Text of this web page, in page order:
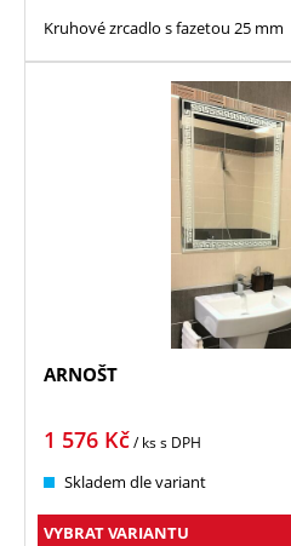
Kruhové zrcadlo s fazetou 25 mm
ARNOŠT
1 576 Kč/ kss DPH
Skladem dle variant
VYBRAT VARIANTU